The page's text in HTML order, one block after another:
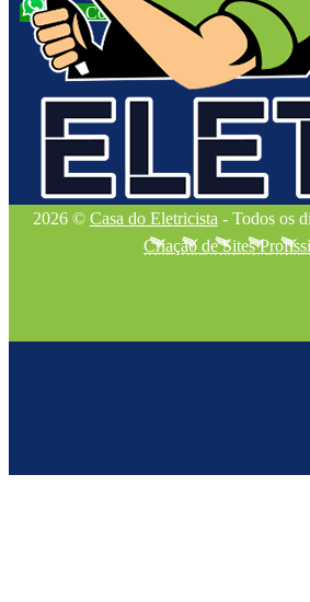
Fale Conosco
2026 © Casa do Eletricista - Todos os
Criação de Sites